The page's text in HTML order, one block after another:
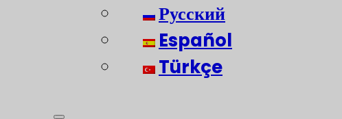
Русский
Español
Türkçe